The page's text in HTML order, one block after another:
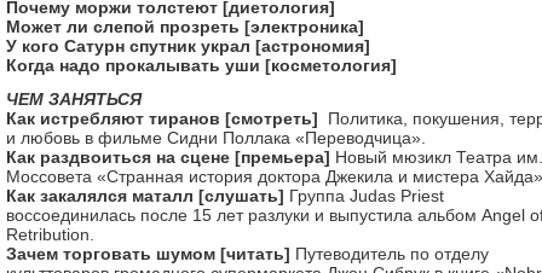
Почему моржи толстеют [диетология]
Может ли слепой прозреть [электроника]
У кого Сатурн спутник украл [астрономия]
Когда надо прокалывать уши [косметология]
ЧЕМ ЗАНЯТЬСЯ
Как истребляют тиранов [смотреть] Политика, покушения,
и любовь в фильме Сидни Поллака «Переводчица».
Как раздвоиться на сцене [премьера] Новый мюзикл Театра им.
Моссовета «Странная история доктора Джекила и мистера
Как закалялся маталл [слушать] Группа Judas Priest
воссоединилась после 15 лет разлуки и выпустила альбом Angel
Retribution.
Зачем торговать шумом [читать] Путеводитель по отделу